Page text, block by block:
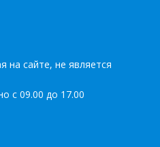
на сайте, не является
с 09.00 до 17.00